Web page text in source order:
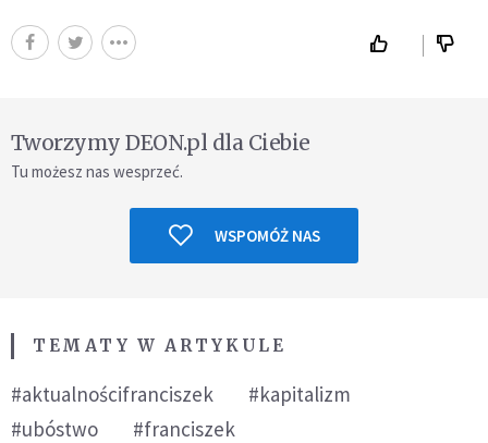
Tworzymy DEON.pl dla Ciebie
Tu możesz nas wesprzeć.
WSPOMÓŻ NAS
TEMATY W ARTYKULE
#aktualnościfranciszek
#kapitalizm
#ubóstwo
#franciszek